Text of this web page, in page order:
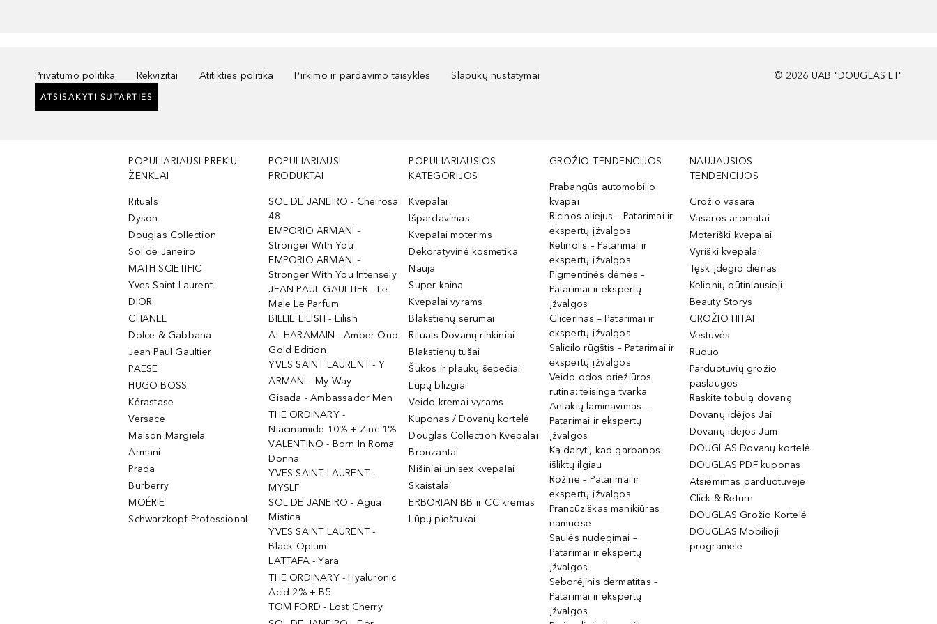
Privatumo politika Rekvizitai Atitikties politika Pirkimo ir pardavimo taisyklės Slapukų nustatymai
ATSISAKYTI SUTARTIES
© 2026 UAB "DOUGLAS LT"
POPULIARIAUSI PREKIŲ
ŽENKLAI
Rituals
Dyson
Douglas Collection
Sol de Janeiro
MATH SCIETIFIC
Yves Saint Laurent
DIOR
CHANEL
Dolce & Gabbana
Jean Paul Gaultier
PAESE
HUGO BOSS
Kérastase
Versace
Maison Margiela
Armani
Prada
Burberry
MOÉRIE
Schwarzkopf Professional
POPULIARIAUSI
PRODUKTAI
SOL DE JANEIRO - Cheirosa
48
EMPORIO ARMANI -
Stronger With You
EMPORIO ARMANI -
Stronger With You Intensely
JEAN PAUL GAULTIER - Le
Male Le Parfum
BILLIE EILISH - Eilish
AL HARAMAIN - Amber Oud
Gold Edition
YVES SAINT LAURENT - Y
ARMANI - My Way
Gisada - Ambassador Men
THE ORDINARY -
Niacinamide 10% + Zinc 1%
VALENTINO - Born In Roma
Donna
YVES SAINT LAURENT -
MYSLF
SOL DE JANEIRO - Agua
Mistica
YVES SAINT LAURENT -
Black Opium
LATTAFA - Yara
THE ORDINARY - Hyaluronic
Acid 2% + B5
TOM FORD - Lost Cherry
POPULIARIAUSIOS
KATEGORIJOS
Kvepalai
Išpardavimas
Kvepalai moterims
Dekoratyvinė kosmetika
Nauja
Super kaina
Kvepalai vyrams
Blakstienų serumai
Rituals Dovanų rinkiniai
Blakstienų tušai
Šukos ir plaukų šepečiai
Lūpų blizgiai
Veido kremai vyrams
Kuponas / Dovanų kortelė
Douglas Collection Kvepalai
Bronzantai
Nišiniai unisex kvepalai
Skaistalai
ERBORIAN BB ir CC kremas
Lūpų pieštukai
GROŽIO TENDENCIJOS
Prabangūs automobilio
kvapai
Ricinos aliejus – Patarimai ir
ekspertų įžvalgos
Retinolis – Patarimai ir
ekspertų įžvalgos
Pigmentinės dėmės –
Patarimai ir ekspertų
įžvalgos
Glicerinas – Patarimai ir
ekspertų įžvalgos
Salicilo rūgštis – Patarimai ir
ekspertų įžvalgos
Veido odos priežiūros
rutina: teisinga tvarka
Antakių laminavimas –
Patarimai ir ekspertų
įžvalgos
Ką daryti, kad garbanos
išliktų ilgiau
Rožinė – Patarimai ir
ekspertų įžvalgos
Prancūziškas manikiūras
namuose
Saulės nudegimai –
Patarimai ir ekspertų
įžvalgos
Seborėjinis dermatitas –
Patarimai ir ekspertų
įžvalgos
NAUJAUSIOS
TENDENCIJOS
Grožio vasara
Vasaros aromatai
Moteriški kvepalai
Vyriški kvepalai
Tęsk įdegio dienas
Kelionių būtiniausieji
Beauty Storys
GROŽIO HITAI
Vestuvės
Ruduo
Parduotuvių grožio
paslaugos
Raskite tobulą dovaną
Dovanų idėjos Jai
Dovanų idėjos Jam
DOUGLAS Dovanų kortelė
DOUGLAS PDF kuponas
Atsiėmimas parduotuvėje
Click & Return
DOUGLAS Grožio Kortelė
DOUGLAS Mobilioji
programėlė